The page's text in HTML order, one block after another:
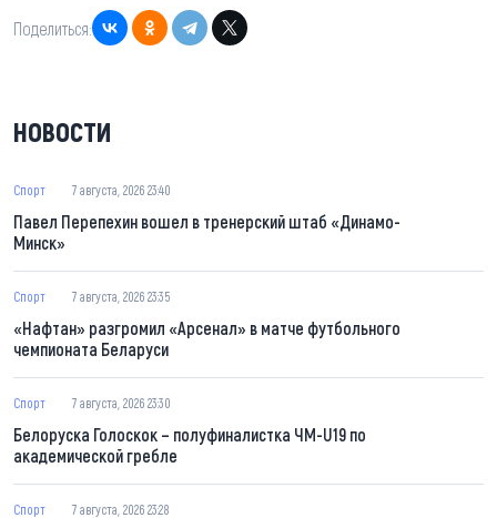
Поделиться:
НОВОСТИ
Спорт 7 августа, 2026 23:40
Павел Перепехин вошел в тренерский штаб «Динамо-
Минск»
Спорт 7 августа, 2026 23:35
«Нафтан» разгромил «Арсенал» в матче футбольного
чемпионата Беларуси
Спорт 7 августа, 2026 23:30
Белоруска Голоскок – полуфиналистка ЧМ-U19 по
академической гребле
Спорт 7 августа, 2026 23:28